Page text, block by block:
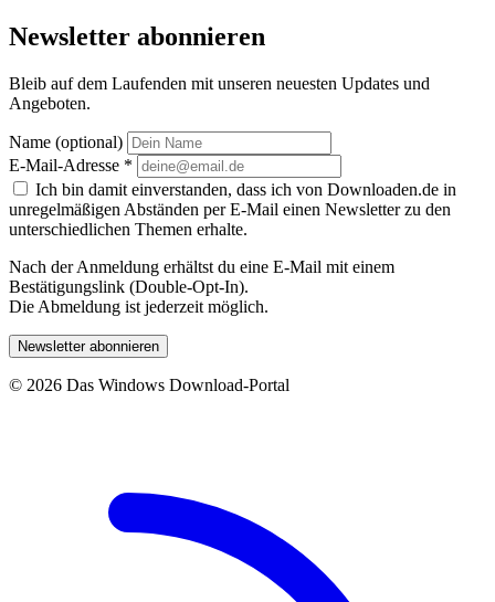
Newsletter abonnieren
Bleib auf dem Laufenden mit unseren neuesten Updates und
Angeboten.
Name (optional)
E-Mail-Adresse *
Ich bin damit einverstanden, dass ich von Downloaden.de in
unregelmäßigen Abständen per E-Mail einen Newsletter zu den
unterschiedlichen Themen erhalte.
Nach der Anmeldung erhältst du eine E-Mail mit einem
Bestätigungslink (Double-Opt-In).
Die Abmeldung ist jederzeit möglich.
Newsletter abonnieren
© 2026 Das Windows Download-Portal